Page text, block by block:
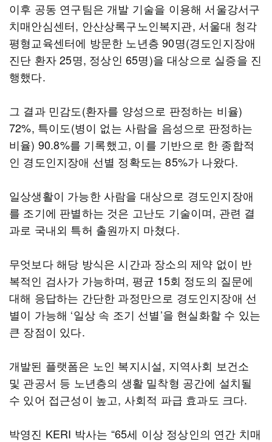
이후 공동 연구팀은 개발 기술을 이용해 서울강서구
치매안심센터, 안산상록구노인복지관, 서울대 청각
평형교육센터에 방문한 노년층 90명(경도인지장애
진단 환자 25명, 정상인 65명)을 대상으로 실증을 진
행했다.
그 결과 민감도(환자를 양성으로 판정하는 비율)
72%, 특이도(병이 없는 사람을 음성으로 판정하는
비율) 90.8%를 기록했고, 이를 기반으로 한 종합적
인 경도인지장애 선별 정확도는 85%가 나왔다.
일상생활이 가능한 사람을 대상으로 경도인지장애
를 조기에 판별하는 것은 고난도 기술이며, 관련 결
과로 국내외 특허 출원까지 마쳤다.
무엇보다 해당 방식은 시간과 장소의 제약 없이 반
복적인 검사가 가능하며, 평균 15회 정도의 질문에
대해 응답하는 간단한 과정만으로 경도인지장애 선
별이 가능해 ‘일상 속 조기 선별’을 현실화할 수 있는
큰 장점이 있다.
개발된 플랫폼은 노인 복지시설, 지역사회 보건소
및 관공서 등 노년층의 생활 밀착형 공간에 설치될
수 있어 접근성이 높고, 사회적 파급 효과도 크다.
박영진 KERI 박사는 “65세 이상 정상인의 연간 치매